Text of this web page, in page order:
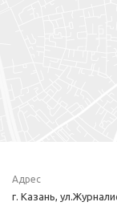
Адрес
г. Казань,